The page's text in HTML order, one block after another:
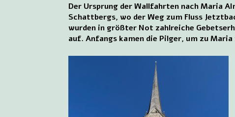
Der Ursprung der Wallfahrten nach Maria
Schattbergs, wo der Weg zum Fluss
wurden in größter Not zahlreiche
auf. Anfangs kamen die Pilger, um zu